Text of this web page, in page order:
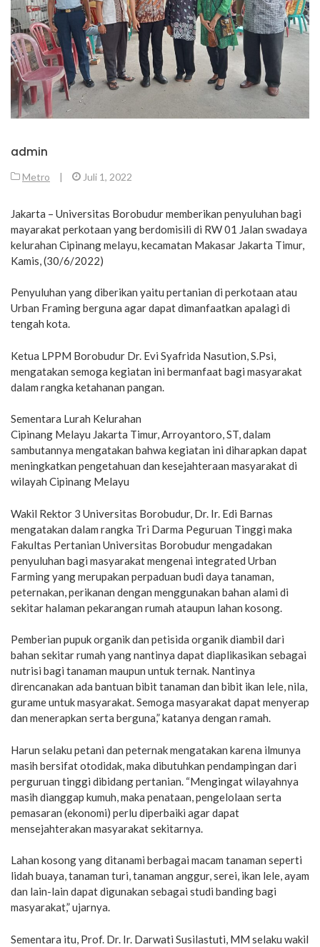
admin
Metro | Juli 1, 2022
Jakarta – Universitas Borobudur memberikan penyuluhan bagi
mayarakat perkotaan yang berdomisili di RW 01 Jalan swadaya
kelurahan Cipinang melayu, kecamatan Makasar Jakarta Timur,
Kamis, (30/6/2022)
Penyuluhan yang diberikan yaitu pertanian di perkotaan atau
Urban Framing berguna agar dapat dimanfaatkan apalagi di
tengah kota.
Ketua LPPM Borobudur Dr. Evi Syafrida Nasution, S.Psi,
mengatakan semoga kegiatan ini bermanfaat bagi masyarakat
dalam rangka ketahanan pangan.
Sementara Lurah Kelurahan
Cipinang Melayu Jakarta Timur, Arroyantoro, ST, dalam
sambutannya mengatakan bahwa kegiatan ini diharapkan dapat
meningkatkan pengetahuan dan kesejahteraan masyarakat di
wilayah Cipinang Melayu
Wakil Rektor 3 Universitas Borobudur, Dr. Ir. Edi Barnas
mengatakan dalam rangka Tri Darma Peguruan Tinggi maka
Fakultas Pertanian Universitas Borobudur mengadakan
penyuluhan bagi masyarakat mengenai integrated Urban
Farming yang merupakan perpaduan budi daya tanaman,
peternakan, perikanan dengan menggunakan bahan alami di
sekitar halaman pekarangan rumah ataupun lahan kosong.
Pemberian pupuk organik dan petisida organik diambil dari
bahan sekitar rumah yang nantinya dapat diaplikasikan sebagai
nutrisi bagi tanaman maupun untuk ternak. Nantinya
direncanakan ada bantuan bibit tanaman dan bibit ikan lele, nila,
gurame untuk masyarakat. Semoga masyarakat dapat menyerap
dan menerapkan serta berguna,” katanya dengan ramah.
Harun selaku petani dan peternak mengatakan karena ilmunya
masih bersifat otodidak, maka dibutuhkan pendampingan dari
perguruan tinggi dibidang pertanian. “Mengingat wilayahnya
masih dianggap kumuh, maka penataan, pengelolaan serta
pemasaran (ekonomi) perlu diperbaiki agar dapat
mensejahterakan masyarakat sekitarnya.
Lahan kosong yang ditanami berbagai macam tanaman seperti
lidah buaya, tanaman turi, tanaman anggur, serei, ikan lele, ayam
dan lain-lain dapat digunakan sebagai studi banding bagi
masyarakat,” ujarnya.
Sementara itu, Prof. Dr. Ir. Darwati Susilastuti, MM selaku wakil